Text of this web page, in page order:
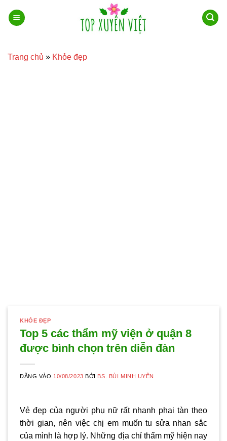
qua
Trang chủ » Khỏe đẹp
KHỎE ĐẸP
Top 5 các thẩm mỹ viện ở quận 8
được bình chọn trên diễn đàn
ĐĂNG VÀO 10/08/2023 BỞI BS. BÙI MINH UYÊN
Vẻ đẹp của người phụ nữ rất nhanh phai tàn theo
thời gian, nên việc chị em muốn tu sửa nhan sắc
của mình là hợp lý. Những địa chỉ thẩm mỹ hiện nay